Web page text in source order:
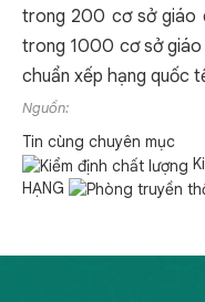
trong 200 cơ sở giáo
trong 1000 cơ sở
chuẩn xếp hạng quốc
Nguồn:
Tin cùng chuyên mục
HẠNG